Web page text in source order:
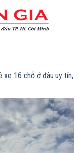
xe 16 chỗ ở đâu uy tín,